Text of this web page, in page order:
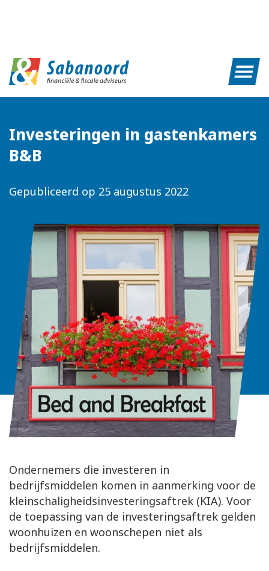
Investeringen in gastenkamers
B&B
Gepubliceerd op 25 augustus 2022
Ondernemers die investeren in
bedrijfsmiddelen komen in aanmerking voor de
kleinschaligheidsinvesteringsaftrek (KIA). Voor
de toepassing van de investeringsaftrek gelden
woonhuizen en woonschepen niet als
bedrijfsmiddelen.